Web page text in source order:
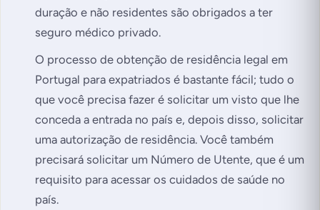
duração e não residentes são obrigados a ter
seguro médico privado.
O processo de obtenção de residência legal em
Portugal para expatriados é bastante fácil; tudo o
que você precisa fazer é solicitar um visto que lhe
conceda a entrada no país e, depois disso, solicitar
uma autorização de residência. Você também
precisará solicitar um Número de Utente, que é um
requisito para acessar os cuidados de saúde no
país.